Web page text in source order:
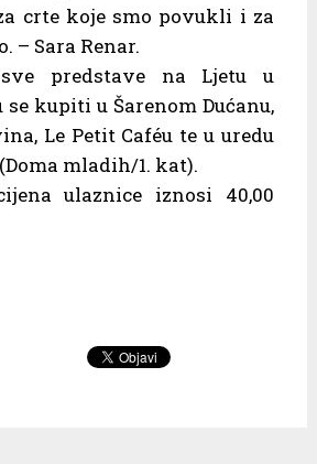
crte koje smo povukli i za
– Sara Renar.
predstave na Ljetu u
se kupiti u Šarenom Dućanu,
Le Petit Caféu te u uredu
mladih/1. kat).
ulaznice iznosi 40,00